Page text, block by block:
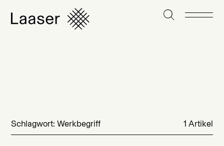
Schlagwort: Werkbegriff 1 Artikel